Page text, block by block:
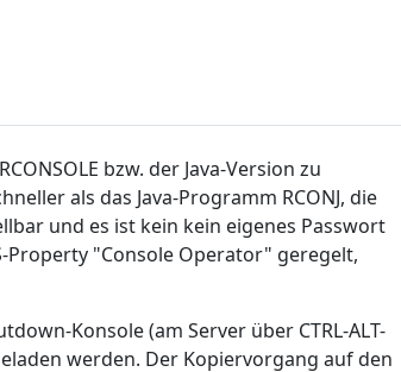
bzw. der Java-Version zu
als das Java-Programm RCONJ, die
und es ist kein kein eigenes Passwort
"Console Operator" geregelt,
Konsole (am Server über CTRL-ALT-
werden. Der Kopiervorgang auf den